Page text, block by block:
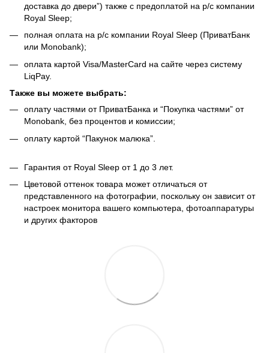
доставка до двери”) также с предоплатой на р/с компании
Royal Sleep;
полная оплата на р/с компании Royal Sleep (ПриватБанк
или Monobank);
оплата картой Visa/MasterCard на сайте через систему
LiqPay.
Также вы можете выбрать:
оплату частями от ПриватБанка и “Покупка частями” от
Monobank, без процентов и комиссии;
оплату картой “Пакунок малюка”.
Гарантия от Royal Sleep от 1 до 3 лет.
Цветовой оттенок товара может отличаться от
представленного на фотографии, поскольку он зависит от
настроек монитора вашего компьютера, фотоаппаратуры
и других факторов